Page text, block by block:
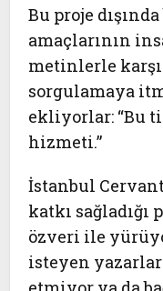
Bu proje
amaçlarının
metinlerle
sorgulamaya
ekliyorlar: “Bu
hizmeti.”
İstanbul
katkı
özveri ile
isteyen